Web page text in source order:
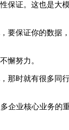
保证。这也是大
保证你的数据
懈努力。
时就有很多同
业核心业务的